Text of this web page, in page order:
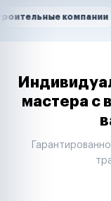
Нам
компании
Маркетплейсы
Таксопарки
Автодилеры
Строительные
Аренда спецтехники
мастера с